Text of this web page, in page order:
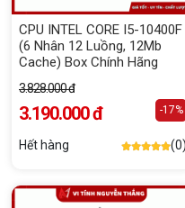
CPU INTEL CORE I5-10400F
(6 Nhân 12 Luồng, 12Mb
Cache) Box Chính Hãng
3.828.000 đ
3.190.000 đ -17%
Hết hàng (0)